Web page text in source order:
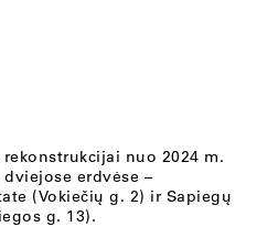
nuo 2024 m.
erdvėse –
(Vokiečių g. 2) ir Sapiegų
g. 13).